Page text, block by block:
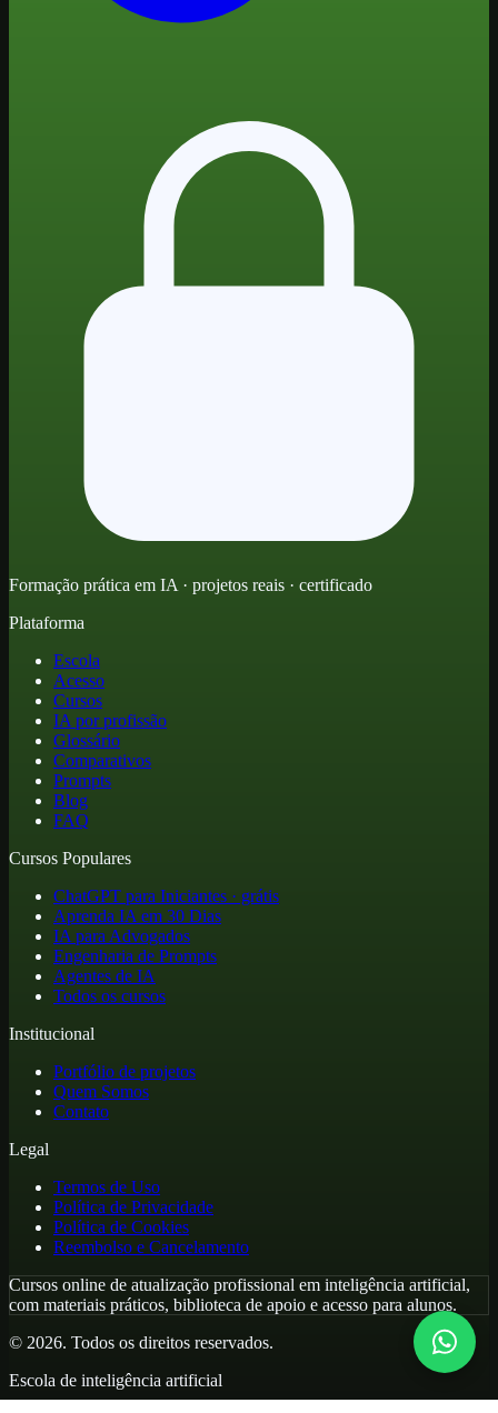
Formação prática em IA · projetos reais · certificado
Plataforma
Escola
Acesso
Cursos
IA por profissão
Glossário
Comparativos
Prompts
Blog
FAQ
Cursos Populares
ChatGPT para Iniciantes · grátis
Aprenda IA em 30 Dias
IA para Advogados
Engenharia de Prompts
Agentes de IA
Todos os cursos
Institucional
Portfólio de projetos
Quem Somos
Contato
Legal
Termos de Uso
Política de Privacidade
Política de Cookies
Reembolso e Cancelamento
Cursos online de atualização profissional em inteligência artificial,
com materiais práticos, biblioteca de apoio e acesso para alunos.
© 2026. Todos os direitos reservados.
Escola de inteligência artificial